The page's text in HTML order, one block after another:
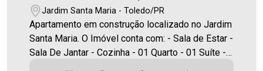
Jardim Santa Maria - Toledo/PR
Apartamento em construção localizado no Jardim
Santa Maria. O Imóvel conta com: - Sala de Estar -
Sala De Jantar - Cozinha - 01 Quarto - 01 Suíte -